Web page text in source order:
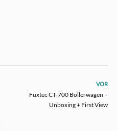
VOR
Fuxtec CT-700 Bollerwagen –
Unboxing + First View